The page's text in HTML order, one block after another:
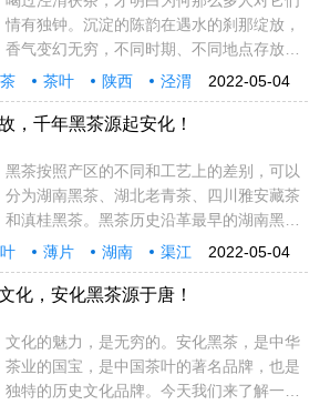
情有独钟。沉淀的陈韵在遇水的刹那绽放，
香气变幻无穷，不同时期、不同地点存放的
茯茶，滋味也截然不同。下面我们来看看泾
渭茯茶的特色和由来吧！泾渭茯茶的特色茯
砖古茶茯砖
2022-05-04
茶叶 陕西
泾渭
专家 产品 全国
商业
泾河 金花 干燥
，千年黑茶源起安化！
黑茶按照产区的不同和工艺上的差别，可以
分为湖南黑茶、湖北老青茶、四川雅安藏茶
和滇桂黑茶。黑茶历史沿革最早的湖南黑茶
是汉代时由湖南省益阳市安化县渠江镇生产
的渠江皇家薄片，安化素有加工烟熏茶的习
惯，茶叶通
2022-05-04
薄片 湖南
渠江
四川 雅安 品质
工艺
长沙 人们 年间
化，安化黑茶源于唐！
文化的魅力，是无穷的。安化黑茶，是中华
茶业的国宝，是中国茶叶的著名品牌，也是
独特的历史文化品牌。今天我们来了解一下